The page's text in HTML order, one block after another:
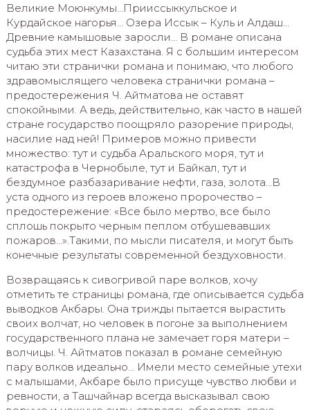
Великие Моюнкумы…Прииссыккульское и
Курдайское нагорья… Озера Иссык – Куль и Алдаш…
Древние камышовые заросли… В романе описана
судьба этих мест Казахстана. Я с большим интересом
читаю эти странички романа и понимаю, что любого
здравомыслящего человека странички романа –
предостережения Ч. Айтматова не оставят
спокойными. А ведь, действительно, как часто в нашей
стране государство поощряло разорение природы,
насилие над ней! Примеров можно привести
множество: тут и судьба Аральского моря, тут и
катастрофа в Чернобыле, тут и Байкал, тут и
бездумное разбазаривание нефти, газа, золота…В
уста одного из героев вложено пророчество –
предостережение: «Все было мертво, все было
сплошь покрыто черным пеплом отбушевавших
пожаров…».Такими, по мысли писателя, и могут быть
конечные результаты современной бездуховности.
Возвращаясь к сивогривой паре волков, хочу
отметить те страницы романа, где описывается судьба
выводков Акбары. Она трижды пытается вырастить
своих волчат, но человек в погоне за выполнением
государственного плана не замечает горя матери –
волчицы. Ч. Айтматов показал в романе семейную
пару волков идеально… Имели место семейные утехи
с малышами, Акбаре было присуще чувство любви и
ревности, а Ташчайнар всегда высказывал свою